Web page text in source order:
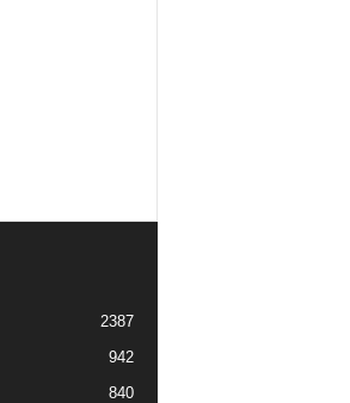
2387
942
840